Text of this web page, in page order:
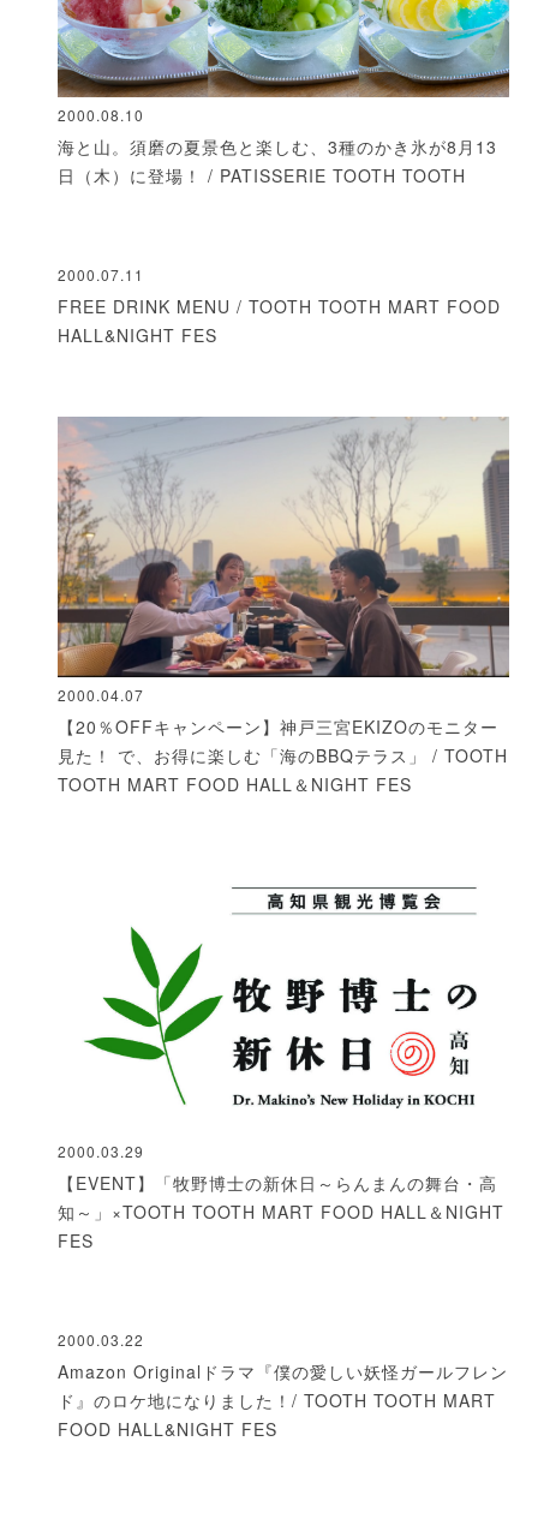
2000.08.10
海と山。須磨の夏景色と楽しむ、3種のかき氷が8月13
日（木）に登場！ / PATISSERIE TOOTH TOOTH
2000.07.11
FREE DRINK MENU / TOOTH TOOTH MART FOOD
HALL&NIGHT FES
2000.04.07
【20％OFFキャンペーン】神戸三宮EKIZOのモニター
見た！ で、お得に楽しむ「海のBBQテラス」 / TOOTH
TOOTH MART FOOD HALL＆NIGHT FES
2000.03.29
【EVENT】「牧野博士の新休日～らんまんの舞台・高
知～」×TOOTH TOOTH MART FOOD HALL＆NIGHT
FES
2000.03.22
Amazon Originalドラマ『僕の愛しい妖怪ガールフレン
ド』のロケ地になりました！/ TOOTH TOOTH MART
FOOD HALL&NIGHT FES